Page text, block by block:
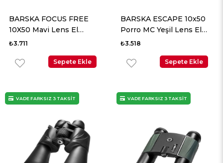
BARSKA FOCUS FREE
10X50 Mavi Lens El
Dürbünü
₺3.711
Sepete Ekle
BARSKA ESCAPE 10x50
Porro MC Yeşil Lens El
Dürbünü
₺3.518
Sepete Ekle
VADE FARKSIZ 3 TAKSİT VADE FARKSIZ 3 TAKSİT